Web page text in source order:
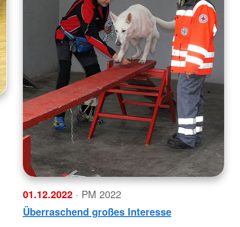
01.12.2022 · PM 2022
Überraschend großes Interesse